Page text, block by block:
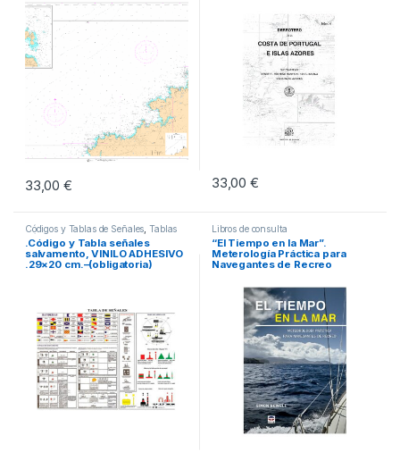
33,00€ 33,00€
Códigos y Tablas de Señales ,Tablas
Código y Señales
.Código y Tabla señales
salvamento, VINILO ADHESIVO
.29×20 cm.–(obligatoria)
Libros de consulta
“El Tiempo en la Mar”.
Meterología Práctica para
Navegantes de Recreo